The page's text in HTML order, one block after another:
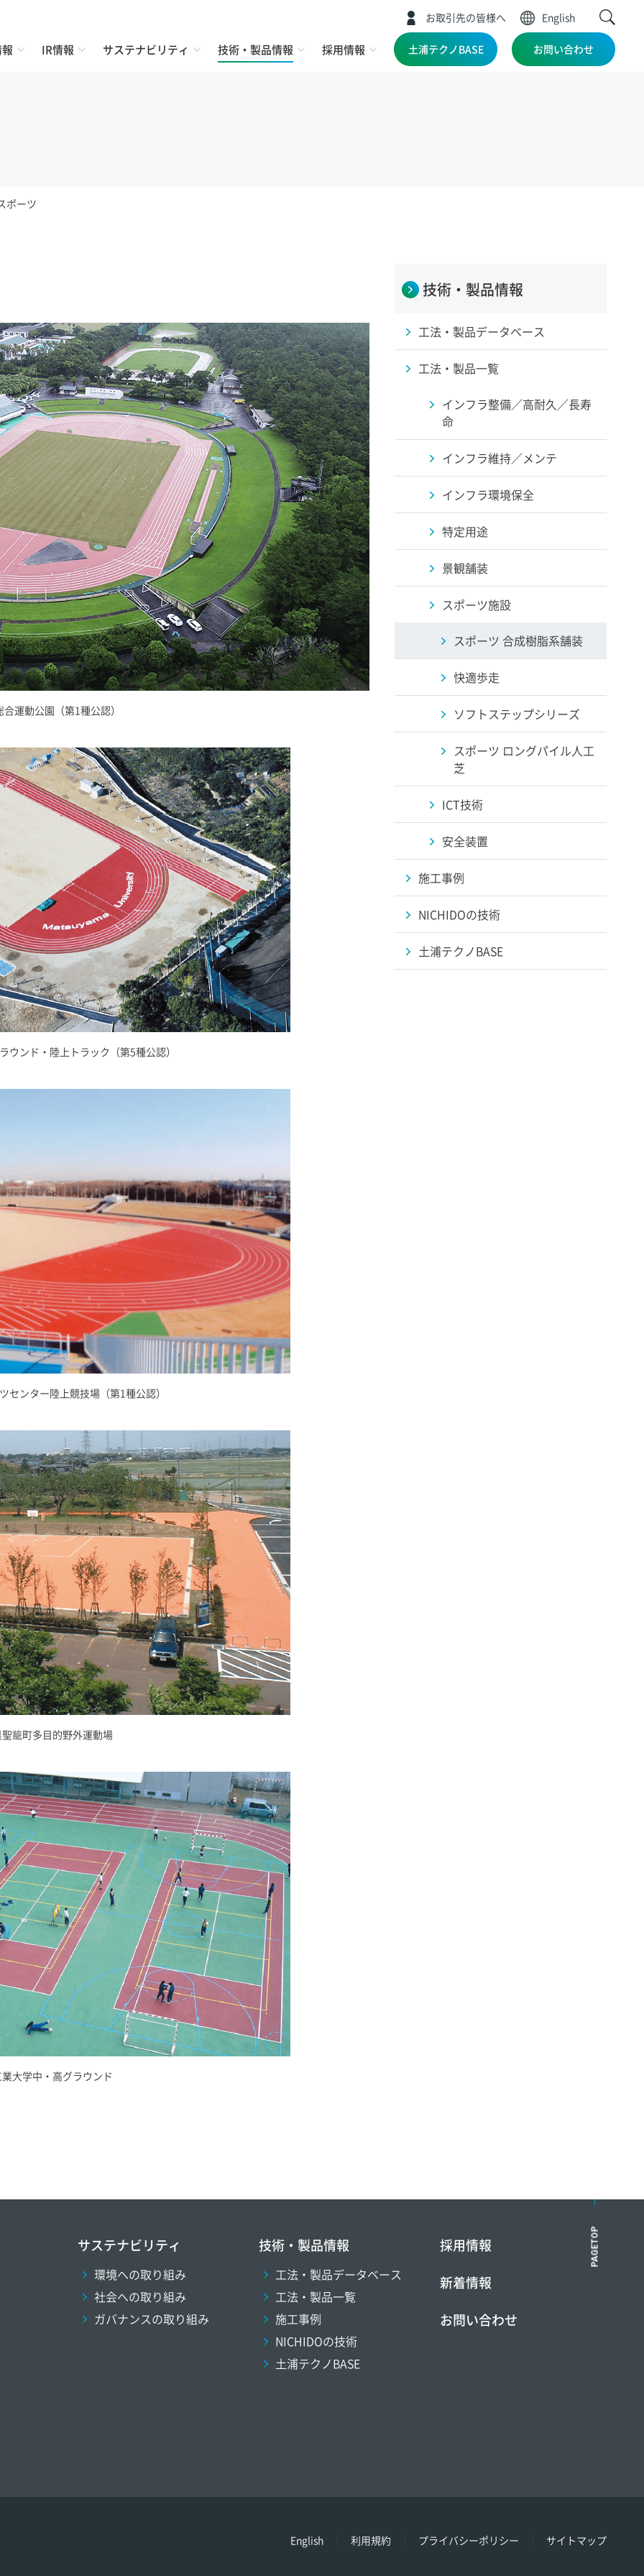
お取引先の皆様へ English
IR情報 サステナビリティ 技術・製品情報 採用情報 土浦テクノBASE お問い合わせ
ポーツ
運動公園（第1種公認）
ウンド・陸上トラック（第5種公認）
センター陸上競技場（第1種公認）
籠町多目的野外運動場
大学中・高グラウンド
技術・製品情報
工法・製品データベース
工法・製品一覧
インフラ整備／高耐久／長寿
命
インフラ維持／メンテ
インフラ環境保全
特定用途
景観舗装
スポーツ施設
スポーツ 合成樹脂系舗装
快適歩走
ソフトステップシリーズ
スポーツ ロングパイル人工
芝
ICT技術
安全装置
施工事例
NICHIDOの技術
土浦テクノBASE
PAGETOP
サステナビリティ
環境への取り組み
社会への取り組み
ガバナンスの取り組み
技術・製品情報
工法・製品データベース
工法・製品一覧
施工事例
NICHIDOの技術
土浦テクノBASE
採用情報
新着情報
お問い合わせ
English 利用規約 プライバシーポリシー サイトマップ